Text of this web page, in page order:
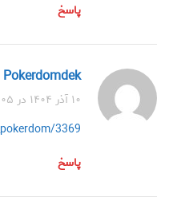
پاسخ
Pokerdomdek
۱۰ آذر ۱۴۰۴ در ۸:۰۵ ب.ظ
3369
پاسخ